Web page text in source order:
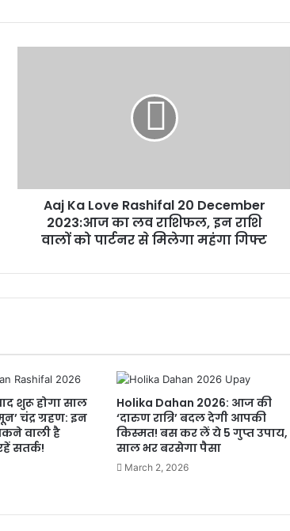
Aaj Ka Love Rashifal 20 December
2023:आज का लव राशिफल, इन राशि
वालों को पार्टनर से मिलेगा महंगा गिफ्ट
शुरू होगा साल
चंद्र ग्रहण: इन
वाली है
सतर्क!
Holika Dahan 2026: आज की
‘दारुण रात्रि’ बदल देगी आपकी
किस्मत! बस कर लें ये 5 गुप्त उपाय,
साल भर बरसेगा पैसा
March 2, 2026